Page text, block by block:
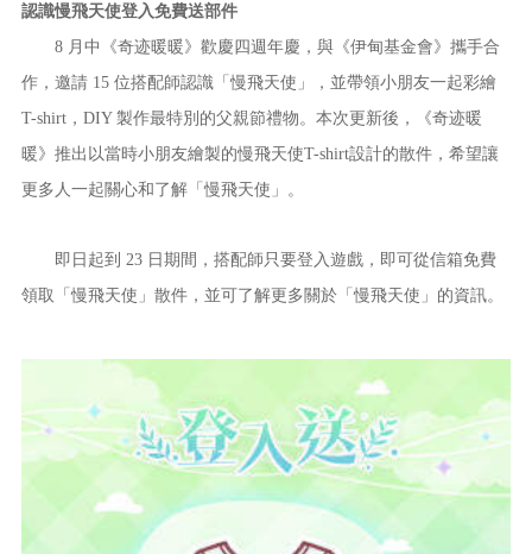
認識慢飛天使登入免費送部件
8 月中《奇迹暖暖》歡慶四週年慶，與《伊甸基金會》攜手合
作，邀請 15 位搭配師認識「慢飛天使」，並帶領小朋友一起彩繪
T-shirt，DIY 製作最特別的父親節禮物。本次更新後，《奇迹暖
暖》推出以當時小朋友繪製的慢飛天使T-shirt設計的散件，希望讓
更多人一起關心和了解「慢飛天使」。
即日起到 23 日期間，搭配師只要登入遊戲，即可從信箱免費
領取「慢飛天使」散件，並可了解更多關於「慢飛天使」的資訊。